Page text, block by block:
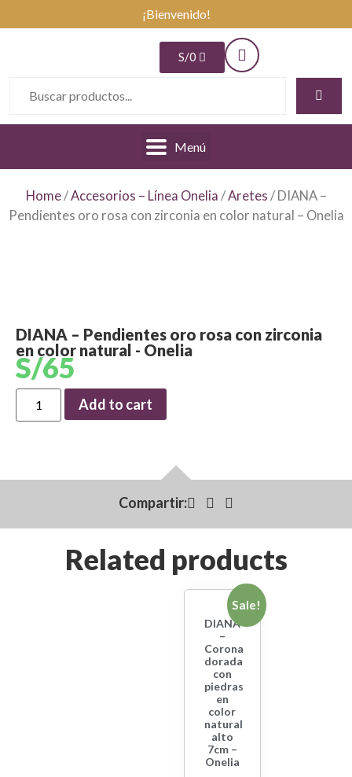
¡Bienvenido!
S/0
Menú
Home/Accesorios – Línea Onelia /Aretes / DIANA –
Pendientes oro rosa con zirconia en color natural – Onelia
DIANA – Pendientes oro rosa con zirconia
en color natural - Onelia
S/65
Add to cart
Compartir:
Related products
Sale!
DIANA
–
Corona
dorada
con
piedras
en
color
natural
alto
7cm –
Onelia